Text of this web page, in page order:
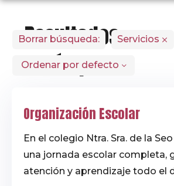
Resultados
de búsqueda
secciones, noticias
y páginas.
Utiliza esta página para
Borrar búsqueda: Servicios
Ordenar por defecto
Organización Escolar
En el colegio Ntra. Sra. de la Seo brindamos
una jornada escolar completa,
atención y aprendizaje todo el